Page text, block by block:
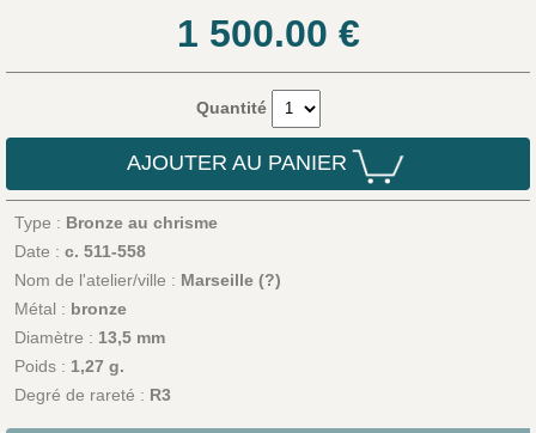
1 500.00 €
Quantité
AJOUTER AU PANIER
Type : Bronze au chrisme
Date : c. 511-558
Nom de l'atelier/ville : Marseille (?)
Métal : bronze
Diamètre : 13,5 mm
Poids : 1,27 g.
Degré de rareté : R3